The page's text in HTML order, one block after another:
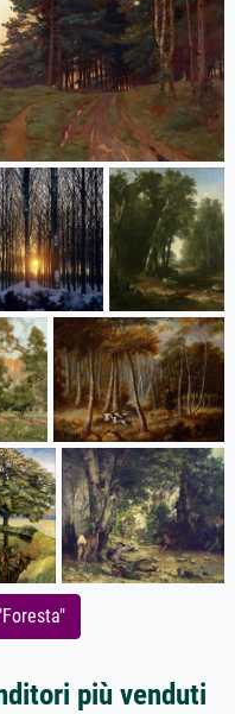
più venduti